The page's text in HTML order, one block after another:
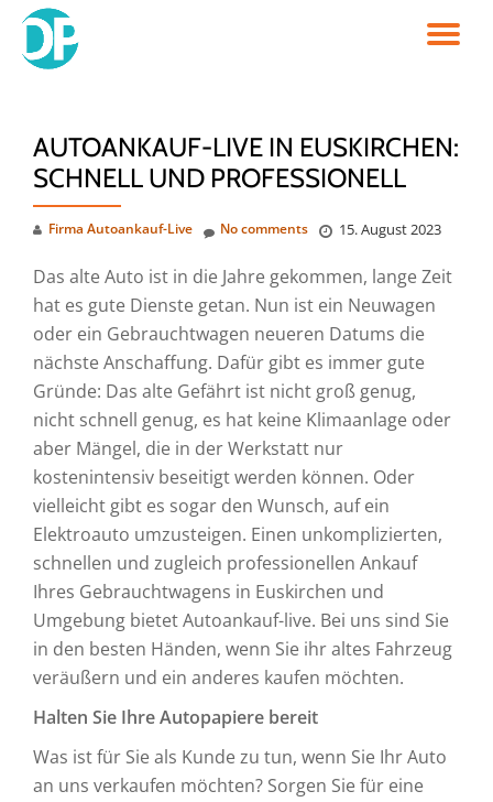
Skip
AUTOANKAUF-LIVE IN EUSKIRCHEN:
SCHNELL UND PROFESSIONELL
Firma Autoankauf-Live 15. August 2023
No comments
Das alte Auto ist in die Jahre gekommen, lange Zeit
hat es gute Dienste getan. Nun ist ein Neuwagen
oder ein Gebrauchtwagen neueren Datums die
nächste Anschaffung. Dafür gibt es immer gute
Gründe: Das alte Gefährt ist nicht groß genug,
nicht schnell genug, es hat keine Klimaanlage oder
aber Mängel, die in der Werkstatt nur
kostenintensiv beseitigt werden können. Oder
vielleicht gibt es sogar den Wunsch, auf ein
Elektroauto umzusteigen. Einen unkomplizierten,
schnellen und zugleich professionellen Ankauf
Ihres Gebrauchtwagens in Euskirchen und
Umgebung bietet Autoankauf-live. Bei uns sind Sie
in den besten Händen, wenn Sie ihr altes Fahrzeug
veräußern und ein anderes kaufen möchten.
Halten Sie Ihre Autopapiere bereit
Was ist für Sie als Kunde zu tun, wenn Sie Ihr Auto
an uns verkaufen möchten? Sorgen Sie für eine